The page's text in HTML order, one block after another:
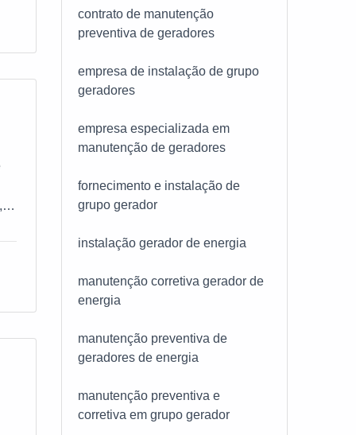
contrato de manutenção
preventiva de geradores
empresa de instalação de grupo
geradores
empresa especializada em
manutenção de geradores
fornecimento e instalação de
grupo gerador
instalação gerador de energia
manutenção corretiva gerador de
energia
manutenção preventiva de
geradores de energia
manutenção preventiva e
corretiva em grupo gerador